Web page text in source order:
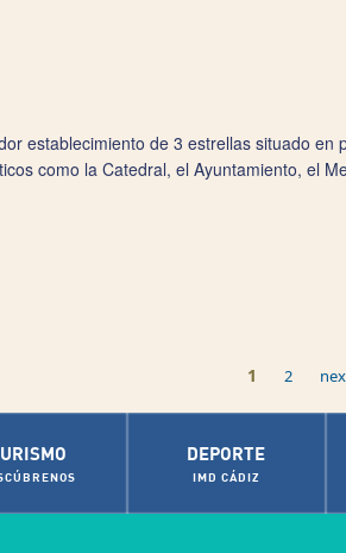
establecimiento de 3 estrellas situado
como la Catedral, el Ayuntamiento, el
1 2
DEPORTE
IMD CÁDIZ